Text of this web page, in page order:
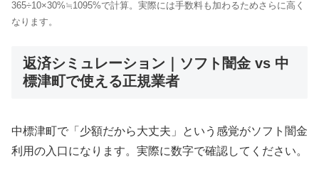
365÷10×30%≒1095%で計算。実際には手数料も加わるためさらに高く
なります。
返済シミュレーション｜ソフト闇金 vs 中
標津町で使える正規業者
中標津町で「少額だから大丈夫」という感覚がソフト闇金
利用の入口になります。実際に数字で確認してください。